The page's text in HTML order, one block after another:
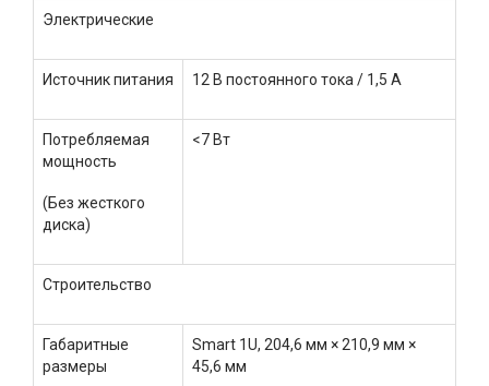
Электрические
Источник питания 12 В постоянного тока / 1,5 А
Потребляемая
мощность
(Без жесткого
диска)
<7 Вт
Строительство
Габаритные
размеры
Smart 1U, 204,6 мм × 210,9 мм ×
45,6 мм